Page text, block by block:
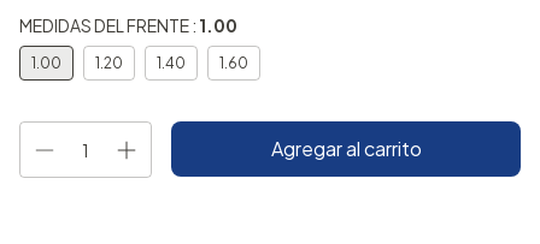
MEDIDAS DEL FRENTE : 1.00
1.00 1.20 1.40 1.60